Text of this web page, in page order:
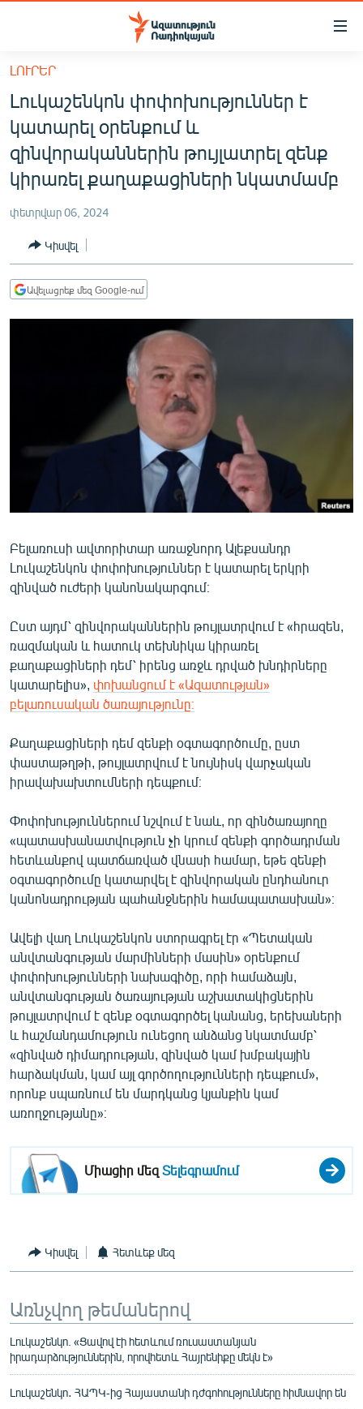
Մատչելիության
հիմնական
բովանդակությանը
Անցնել
հիմնական
մենյուին
Որոնում
ՀԱՅԱՍՏԱՆ
ՔԱՂԱՔԱԿԱՆ
ԸՆՏՐՈՒԹՅՈՒՆՆԵՐ 2026
ՏՆՏԵՍՈՒԹՅՈՒՆ
ՂԱՐԱԲԱՂ
ՊԱՏԵՐԱԶՄԻ 6 ՇԱԲԱԹՆԵՐԸ
ՄԵԿՆԱԲԱՆՈՒԹՅՈՒՆ
ՏՏ ԵՒ ԻՆՏԵՐՆԵՏ
ԱՐԽԻՎ
ՏԵՍԱՆՅՈՒԹԵՐ
ՁԳՏԵԼՈՎ ԼԱՎԱԳՈՒՅՆԻՆ
ՓՈԴՔԱՍԹ
Հայերեն
English
Русский
ՀԵՏԵՎԵՔ ՄԵԶ
ԼՈՒՐԵՐ
Լուկաշենկոն փոփոխություններ է
կատարել օրենքում և
զինվորականներին թույլատրել զենք
կիրառել քաղաքացիների նկատմամբ
փետրվար 06, 2024
Կիսվել
Ավելացրեք մեզ Google-ում
Բելառուսի ավտորիտար առաջնորդ Ալեքսանդր
Լուկաշենկոն փոփոխություններ է կատարել երկրի
զինված ուժերի կանոնակարգում։
Ըստ այդմ՝ զինվորականներին թույլատրվում է «հրազեն,
ռազմական և հատուկ տեխնիկա կիրառել
քաղաքացիների դեմ՝ իրենց առջև դրված խնդիրները
կատարելիս», փոխանցում է «Ազատության»
բելառուսական ծառայությունը։
Քաղաքացիների դեմ զենքի օգտագործումը, ըստ
փաստաթղթի, թույլատրվում է նույնիսկ վարչական
իրավախախտումների դեպքում։
Փոփոխություններում նշվում է նաև, որ զինծառայողը
«պատասխանատվություն չի կրում զենքի գործադրման
հետևանքով պատճառված վնասի համար, եթե զենքի
օգտագործումը կատարվել է զինվորական ընդհանուր
կանոնադրության պահանջներին համապատասխան»։
Ավելի վաղ Լուկաշենկոն ստորագրել էր «Պետական
անվտանգության մարմինների մասին» օրենքում
փոփոխությունների նախագիծը, որի համաձայն,
անվտանգության ծառայության աշխատակիցներին
թույլատրվում է զենք օգտագործել կանանց, երեխաների
և հաշմանդամություն ունեցող անձանց նկատմամբ՝
«զինված դիմադրության, զինված կամ խմբակային
հարձակման, կամ այլ գործողությունների դեպքում»,
որոնք սպառնում են մարդկանց կյանքին կամ
առողջությանը»։
Միացիր մեզՏելեգրամում
Կիսվել Հետևեք մեզ
Առնչվող թեմաներով
Լուկաշենկո. «Ցավով էի հետևում ռուսաստանյան
իրադարձություններին, որովհետև Հայրենիքը մեկն է»
Լուկաշենկո․ ՀԱՊԿ-ից Հայաստանի դժգոհությունները հիմնավոր են